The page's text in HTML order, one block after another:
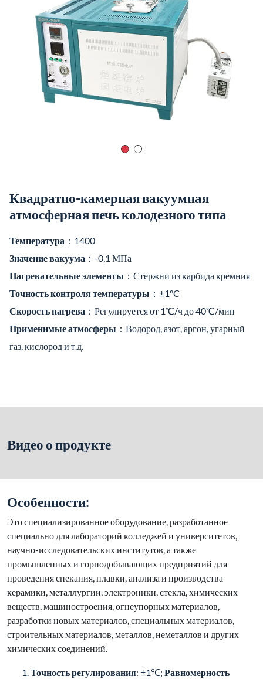
Квадратно-камерная вакуумная
атмосферная печь колодезного типа
Температура ：1400
Значение вакуума ：-0,1 МПа
Нагревательные элементы ：Стержни из карбида кремния
Точность контроля температуры ：±1°C
Скорость нагрева ：Регулируется от 1℃/ч до 40℃/мин
Применимые атмосферы ：Водород, азот, аргон, угарный
газ, кислород и т.д.
Видео о продукте
Особенности:
Это специализированное оборудование, разработанное
специально для лабораторий колледжей и университетов,
научно-исследовательских институтов, а также
промышленных и горнодобывающих предприятий для
проведения спекания, плавки, анализа и производства
керамики, металлургии, электроники, стекла, химических
веществ, машиностроения, огнеупорных материалов,
разработки новых материалов, специальных материалов,
строительных материалов, металлов, неметаллов и других
химических соединений.
Точность регулирования: ±1℃; Равномерность